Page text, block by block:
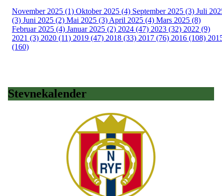
November 2025 (1) Oktober 2025 (4) September 2025 (3) Juli
(3) Juni 2025 (2) Mai 2025 (3) April 2025 (4) Mars 2025 (8)
Februar 2025 (4) Januar 2025 (2) 2024 (47) 2023 (32) 2022 (9)
2021 (3) 2020 (11) 2019 (47) 2018 (33) 2017 (76) 2016 (108)
(160)
Stevnekalender